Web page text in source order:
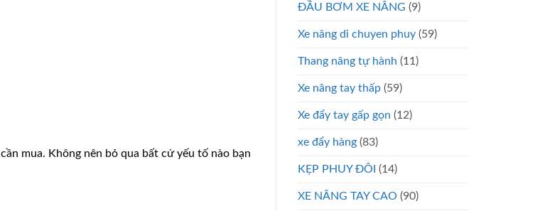
cần mua. Không nên bỏ qua bất cứ yếu tố nào bạn
ĐẦU BƠM XE NÂNG (9)
Xe nâng di chuyen phuy (59)
Thang nâng tự hành (11)
Xe nâng tay thấp (59)
Xe đẩy tay gấp gọn (12)
xe đẩy hàng (83)
KẸP PHUY ĐÔI (14)
XE NÂNG TAY CAO (90)